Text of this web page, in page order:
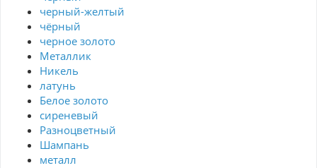
черный-желтый
чёрный
черное золото
Металлик
Никель
латунь
Белое золото
сиреневый
Разноцветный
Шампань
металл